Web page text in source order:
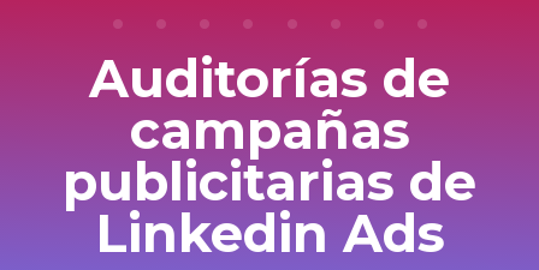
Auditorías de
campañas
publicitarias de
Linkedin Ads